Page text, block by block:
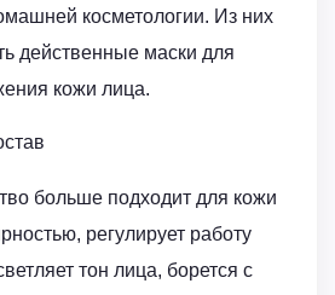
косметологии. Из них
действенные маски для
кожи лица.
больше подходит для кожи
регулирует работу
тон лица, борется с